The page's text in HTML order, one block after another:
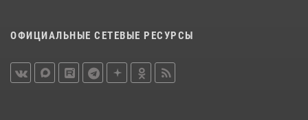
ОФИЦИАЛЬНЫЕ СЕТЕВЫЕ РЕСУРСЫ